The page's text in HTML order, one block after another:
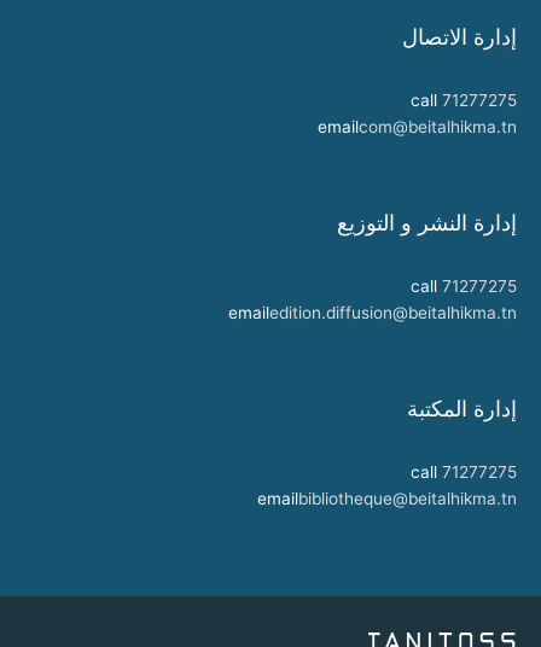
إدارة الاتصال
call 71277275
emailcom@beitalhikma.tn
إدارة النشر و التوزيع
call 71277275
emailedition.diffusion@beitalhikma.tn
إدارة المكتبة
call 71277275
emailbibliotheque@beitalhikma.tn